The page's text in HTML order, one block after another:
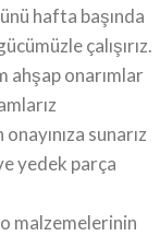
hafta başında
çalışırız.
ahşap onarımlar
sunarız
yedek parça
malzemelerinin